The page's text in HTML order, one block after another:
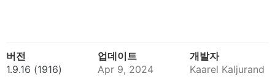
버전
1.9.16 (1916)
업데이트
Apr 9, 2024
개발자
Kaarel Kaljurand